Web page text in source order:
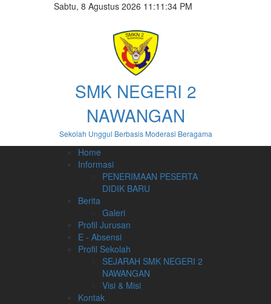
Sabtu, 8 Agustus 2026 11:11:35 PM
SMK NEGERI 2
NAWANGAN
Sekolah Unggul Berbasis Moderasi Beragama
Home
Informasi
PENERIMAAN PESERTA
DIDIK BARU
Berita
Galeri
Profil Jurusan
E - Absensi
Profil Sekolah
SEJARAH SMK NEGERI 2
NAWANGAN
Visi & Misi
Kontak